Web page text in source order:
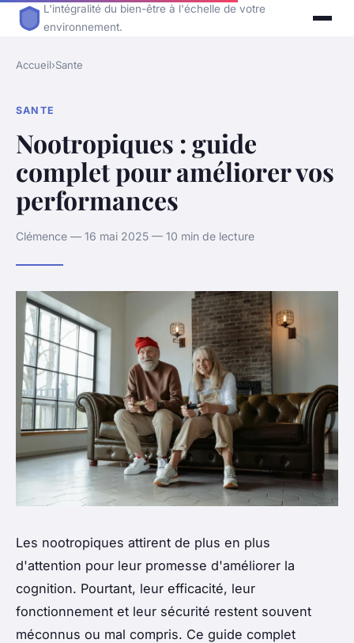
L'intégralité du bien-être à l'échelle de votre
environnement.
Accueil›Sante
SANTE
Nootropiques : guide
complet pour améliorer vos
performances
Clémence — 16 mai 2025 — 10 min de lecture
Les nootropiques attirent de plus en plus
d'attention pour leur promesse d'améliorer la
cognition. Pourtant, leur efficacité, leur
fonctionnement et leur sécurité restent souvent
méconnus ou mal compris. Ce guide complet